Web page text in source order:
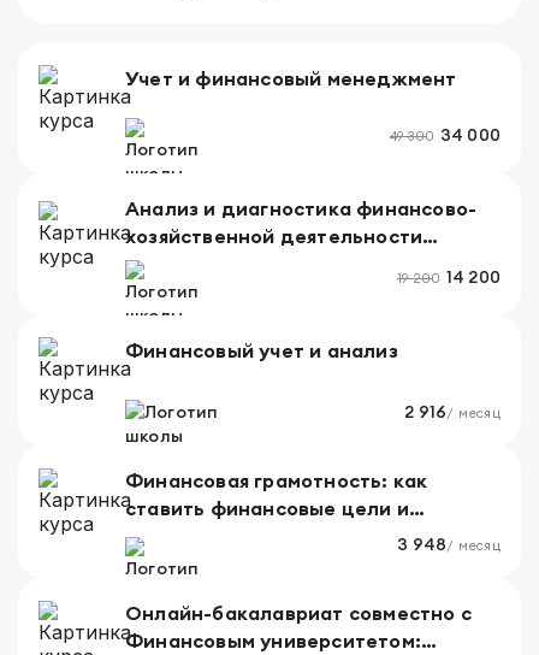
Учет и финансовый менеджмент
49 300 34 000
Анализ и диагностика финансово-
хозяйственной деятельности
организации
19 200 14 200
Финансовый учет и анализ
2 916/ месяц
Финансовая грамотность: как
ставить финансовые цели и
достигать их
3 948/ месяц
Онлайн-бакалавриат совместно с
Финансовым университетом: